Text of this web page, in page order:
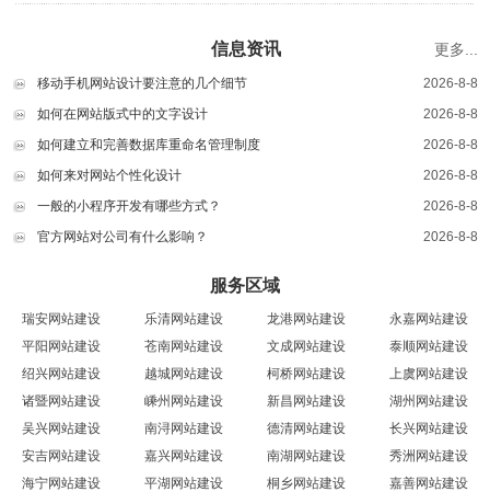
信息资讯 更多...
移动手机网站设计要注意的几个细节
2026-8-8
如何在网站版式中的文字设计
2026-8-8
如何建立和完善数据库重命名管理制度
2026-8-8
如何来对网站个性化设计
2026-8-8
一般的小程序开发有哪些方式？
2026-8-8
官方网站对公司有什么影响？
2026-8-8
服务区域
瑞安网站建设 乐清网站建设 龙港网站建设
永嘉网站建设
平阳网站建设
苍南网站建设 文成网站建设
泰顺网站建设
绍兴网站建设
越城网站建设 柯桥网站建设
上虞网站建设
诸暨网站建设
嵊州网站建设 新昌网站建设
湖州网站建设
吴兴网站建设
南浔网站建设 德清网站建设
长兴网站建设
安吉网站建设
嘉兴网站建设 南湖网站建设
秀洲网站建设
海宁网站建设
平湖网站建设 桐乡网站建设
嘉善网站建设